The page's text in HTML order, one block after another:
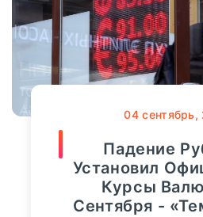
04 сентябрь,
Падение
Установил
Курсы
Сентября -